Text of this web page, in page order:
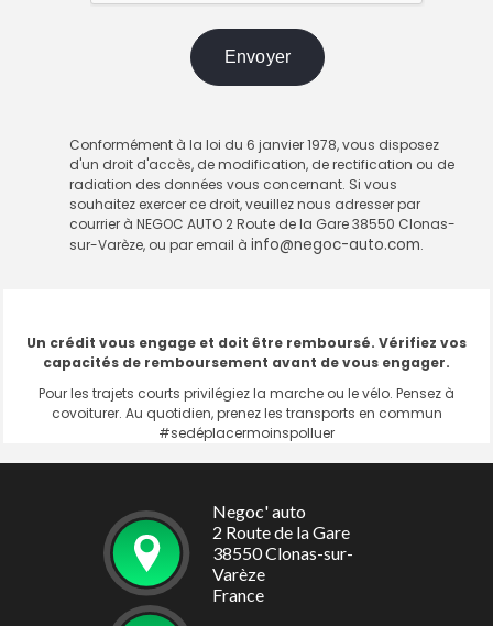
Conformément à la loi du 6 janvier 1978, vous disposez
d'un droit d'accès, de modification, de rectification ou de
radiation des données vous concernant. Si vous
souhaitez exercer ce droit, veuillez nous adresser par
courrier à NEGOC AUTO 2 Route de la Gare 38550 Clonas-
sur-Varèze, ou par email à info@negoc-auto.com.
Un crédit vous engage et doit être remboursé. Vérifiez vos
capacités de remboursement avant de vous engager.
Pour les trajets courts privilégiez la marche ou le vélo. Pensez à
covoiturer. Au quotidien, prenez les transports en commun
#sedéplacermoinspolluer
Negoc' auto
2 Route de la Gare
38550 Clonas-sur-
Varèze
France